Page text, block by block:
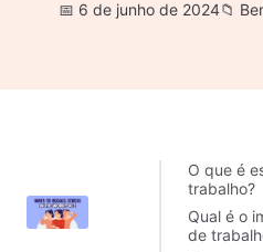
6 de junho de 2024
O que é
trabalho?
Qual é o
de